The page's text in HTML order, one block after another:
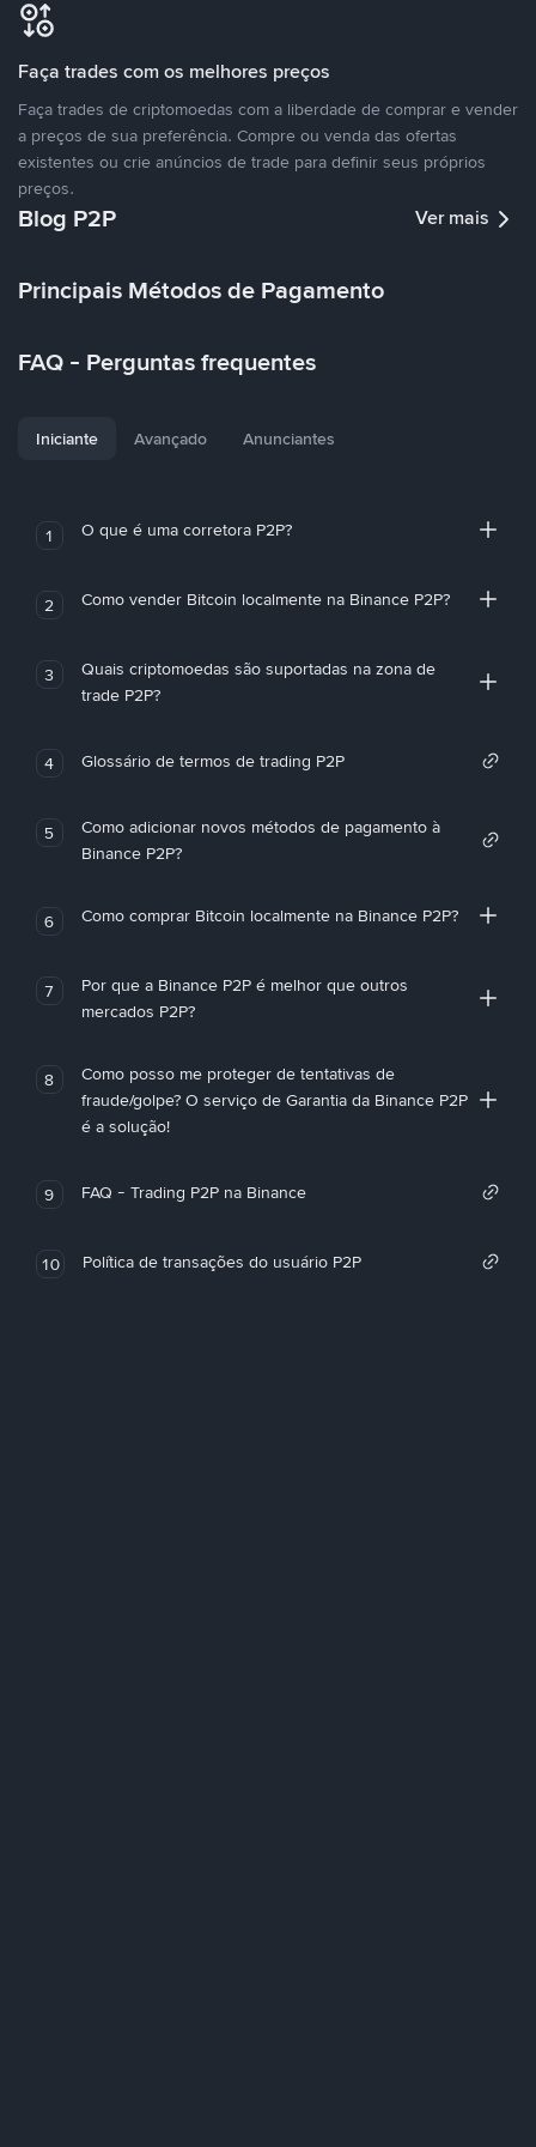
Faça trades com os melhores preços
Faça trades de criptomoedas com a liberdade de comprar e vender
a preços de sua preferência. Compre ou venda das ofertas
existentes ou crie anúncios de trade para definir seus próprios
preços.
Blog P2P Ver mais
Principais Métodos de Pagamento
FAQ - Perguntas frequentes
Iniciante Avançado Anunciantes
1 O que é uma corretora P2P?
2 Como vender Bitcoin localmente na Binance P2P?
3
Quais criptomoedas são suportadas na zona de
trade P2P?
4 Glossário de termos de trading P2P
5
Como adicionar novos métodos de pagamento à
Binance P2P?
6 Como comprar Bitcoin localmente na Binance P2P?
7
Por que a Binance P2P é melhor que outros
mercados P2P?
8
Como posso me proteger de tentativas de
fraude/golpe? O serviço de Garantia da Binance P2P
é a solução!
9 FAQ - Trading P2P na Binance
10 Política de transações do usuário P2P